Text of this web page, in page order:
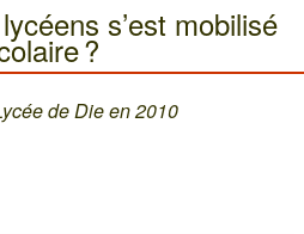
s’est mobilisé
?
de Die en 2010